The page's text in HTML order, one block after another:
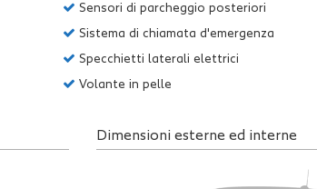
Sensori di parcheggio posteriori
Sistema di chiamata d'emergenza
Specchietti laterali elettrici
Volante in pelle
Dimensioni esterne ed interne